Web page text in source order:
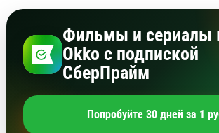
Фильмы и сериалы
Okko с подпиской
СберПрайм
Попробуйте 30 дней за 1